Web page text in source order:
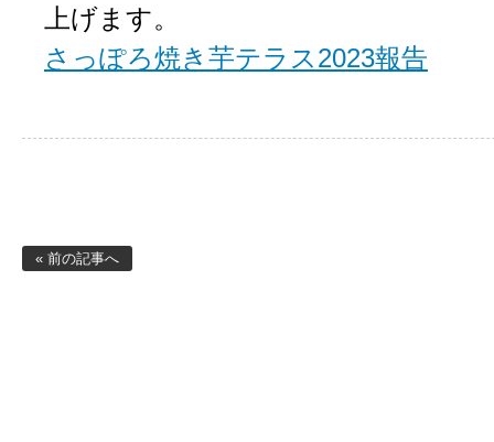
上げます。
さっぽろ焼き芋テラス2023報告
« 前の記事へ